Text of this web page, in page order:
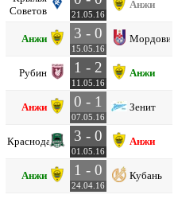
Советов
21.05.16
Анжи
Анжи 3 - 0
15.05.16
Мордовия
Рубин 1 - 2
11.05.16
Анжи
Анжи 0 - 1
07.05.16
Зенит
Краснодар 3 - 0
01.05.16
Анжи
Анжи 1 - 0
24.04.16
Кубань